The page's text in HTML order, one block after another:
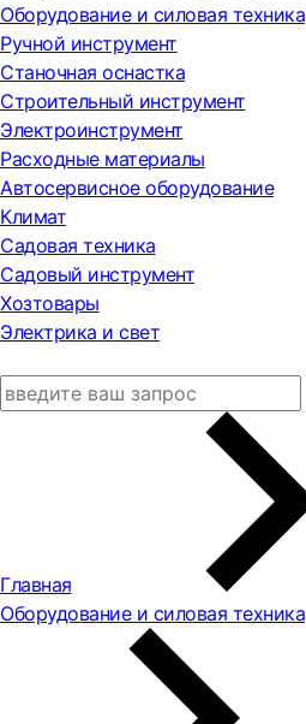
Оборудование и силовая техника
Ручной инструмент
Станочная оснастка
Строительный инструмент
Электроинструмент
Расходные материалы
Автосервисное оборудование
Климат
Садовая техника
Садовый инструмент
Хозтовары
Электрика и свет
Главная
Оборудование и силовая техника